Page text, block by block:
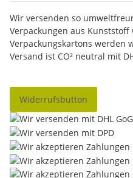
Wir versenden so
Verpackungen aus
Verpackungskartons werden
Versand ist CO² neutral mit
Widerrufsbutton